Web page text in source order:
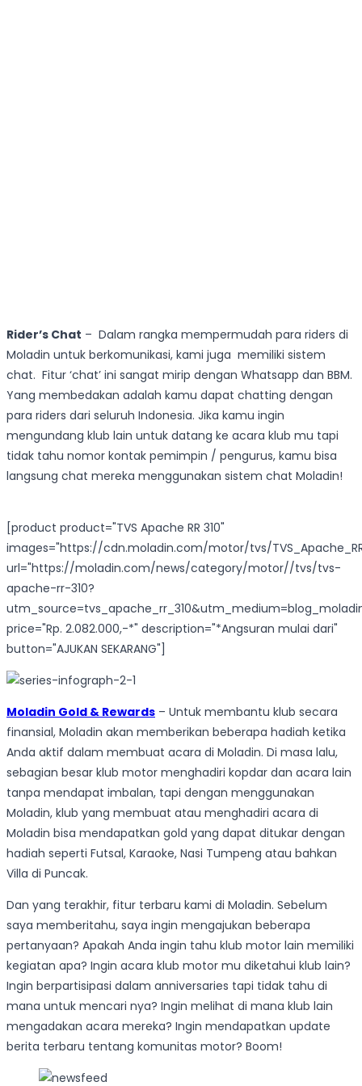
Rider’s Chat – Dalam rangka mempermudah para riders di
Moladin untuk berkomunikasi, kami juga memiliki sistem
chat. Fitur ‘chat’ ini sangat mirip dengan Whatsapp dan BBM.
Yang membedakan adalah kamu dapat chatting dengan
para riders dari seluruh Indonesia. Jika kamu ingin
mengundang klub lain untuk datang ke acara klub mu tapi
tidak tahu nomor kontak pemimpin / pengurus, kamu bisa
langsung chat mereka menggunakan sistem chat Moladin!
[product product="TVS Apache RR 310"
images="https://cdn.moladin.com/motor/tvs/
url="https://moladin.com/news/category/motor//tvs/tvs-
apache-rr-310?
price="Rp. 2.082.000,-*" description="*Angsuran mulai dari"
button="AJUKAN SEKARANG"]
Moladin Gold & Rewards – Untuk membantu klub secara
finansial, Moladin akan memberikan beberapa hadiah ketika
Anda aktif dalam membuat acara di Moladin. Di masa lalu,
sebagian besar klub motor menghadiri kopdar dan acara lain
tanpa mendapat imbalan, tapi dengan menggunakan
Moladin, klub yang membuat atau menghadiri acara di
Moladin bisa mendapatkan gold yang dapat ditukar dengan
hadiah seperti Futsal, Karaoke, Nasi Tumpeng atau bahkan
Villa di Puncak.
Dan yang terakhir, fitur terbaru kami di Moladin. Sebelum
saya memberitahu, saya ingin mengajukan beberapa
pertanyaan? Apakah Anda ingin tahu klub motor lain memiliki
kegiatan apa? Ingin acara klub motor mu diketahui klub lain?
Ingin berpartisipasi dalam anniversaries tapi tidak tahu di
mana untuk mencari nya? Ingin melihat di mana klub lain
mengadakan acara mereka? Ingin mendapatkan update
berita terbaru tentang komunitas motor? Boom!